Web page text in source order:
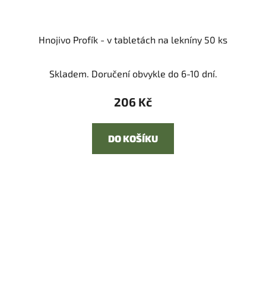
Hnojivo Profík - v tabletách na lekníny 50 ks
Skladem. Doručení obvykle do 6-10 dní.
206 Kč
DO KOŠÍKU